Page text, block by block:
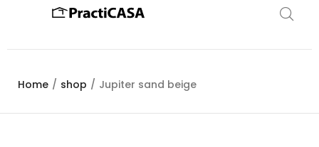
Home / shop / Jupiter sand beige